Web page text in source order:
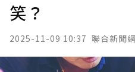
笑？
2025-11-09 10:37 聯合新聞